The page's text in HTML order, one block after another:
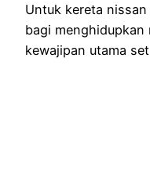
Untuk kereta
bagi
kewajipan utama